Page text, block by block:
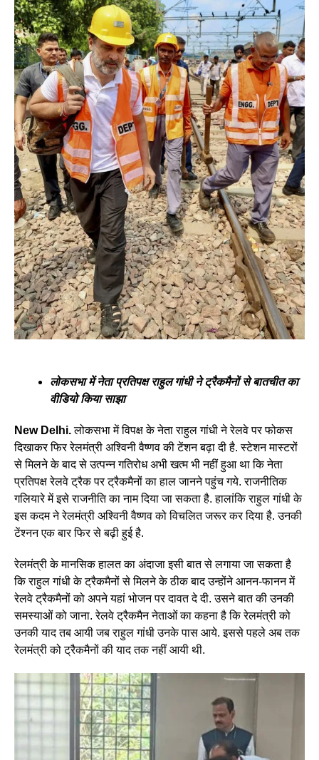
लोकसभा में नेता प्रतिपक्ष राहुल गांधी ने ट्रैकमैनों से बातचीत का
वीडियो किया साझा
New Delhi.लोकसभा में विपक्ष के नेता राहुल गांधी ने रेलवे पर फोकस
दिखाकर फिर रेलमंत्री अश्विनी वैष्णव की टेंशन बढ़ा दी है. स्टेशन मास्टरों
से मिलने के बाद से उत्पन्न गतिरोध अभी खत्म भी नहीं हुआ था कि नेता
प्रतिपक्ष रेलवे ट्रैक पर ट्रैकमैनों का हाल जानने पहुंच गये. राजनीतिक
गलियारे में इसे राजनीति का नाम दिया जा सकता है. हालांकि राहुल गांधी के
इस कदम ने रेलमंत्री अश्विनी वैष्णव को विचलित जरूर कर दिया है. उनकी
टेंश्नन एक बार फिर से बढ़ी हुई है.
रेलमंत्री के मानसिक हालत का अंदाजा इसी बात से लगाया जा सकता है
कि राहुल गांधी के ट्रैकमैनों से मिलने के ठीक बाद उन्होंने आनन-फानन में
रेलवे ट्रैकमैनों को अपने यहां भोजन पर दावत दे दी. उसने बात की उनकी
समस्याओं को जाना. रेलवे ट्रैकमैन नेताओं का कहना है कि रेलमंत्री को
उनकी याद तब आयी जब राहुल गांधी उनके पास आये. इससे पहले अब तक
रेलमंत्री को ट्रैकमैनों की याद तक नहीं आयी थी.